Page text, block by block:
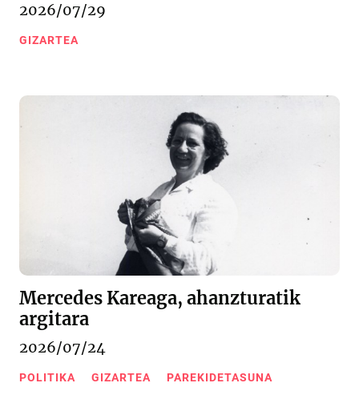
2026/07/29
GIZARTEA
Mercedes Kareaga, ahanzturatik
argitara
2026/07/24
POLITIKA GIZARTEA PAREKIDETASUNA